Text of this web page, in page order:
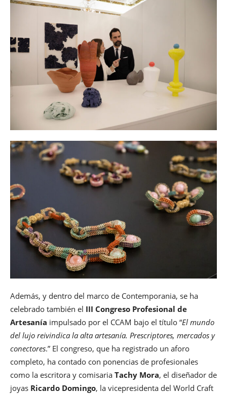
Además, y dentro del marco de Contemporania, se ha
celebrado también el III Congreso Profesional de
Artesanía impulsado por el CCAM bajo el título “El mundo
del lujo reivindica la alta artesanía. Prescriptores, mercados y
conectores.” El congreso, que ha registrado un aforo
completo, ha contado con ponencias de profesionales
como la escritora y comisaria Tachy Mora, el diseñador de
joyas Ricardo Domingo, la vicepresidenta del World Craft